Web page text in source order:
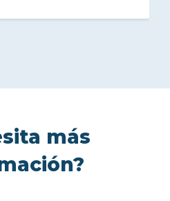
más